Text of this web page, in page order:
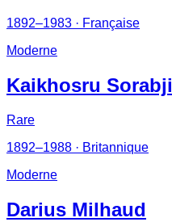
1892–1983 · Française
Moderne
Kaikhosru Sorabji
Rare
1892–1988 · Britannique
Moderne
Darius Milhaud